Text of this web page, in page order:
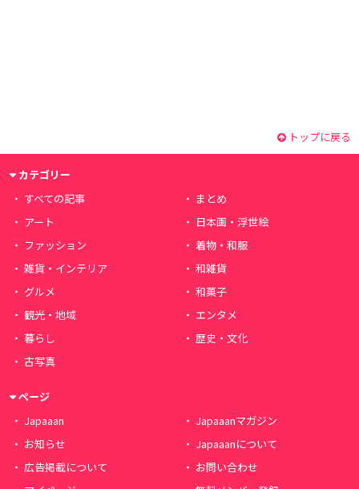
トップに戻る
カテゴリー
すべての記事
まとめ
アート
日本画・浮世絵
ファッション
着物・和服
雑貨・インテリア
和雑貨
グルメ
和菓子
観光・地域
エンタメ
暮らし
歴史・文化
古写真
ページ
Japaaan
Japaaanマガジン
お知らせ
Japaaanについて
広告掲載について
お問い合わせ